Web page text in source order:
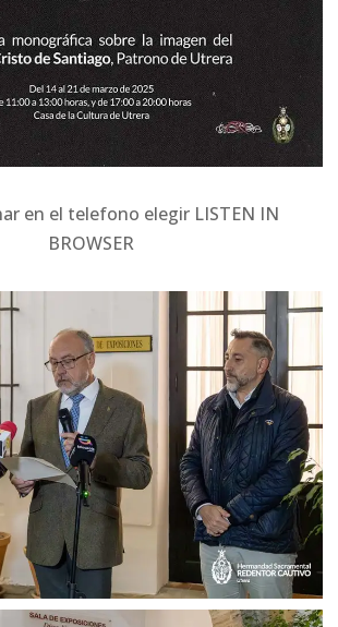
en el telefono elegir LISTEN IN
BROWSER